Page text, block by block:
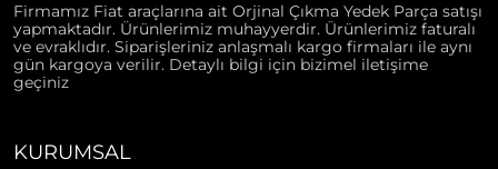
Firmamız Fiat araçlarına ait Orjinal Çıkma Yedek Parça satışı
yapmaktadır. Ürünlerimiz muhayyerdir. Ürünlerimiz faturalı
ve evraklıdır. Siparişleriniz anlaşmalı kargo firmaları ile aynı
gün kargoya verilir. Detaylı bilgi için bizimel iletişime
geçiniz
KURUMSAL